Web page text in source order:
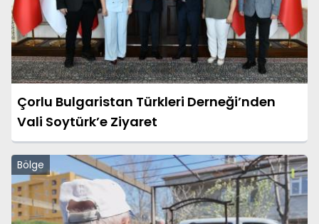
Çorlu Bulgaristan Türkleri Derneği’nden
Vali Soytürk’e Ziyaret
Bölge